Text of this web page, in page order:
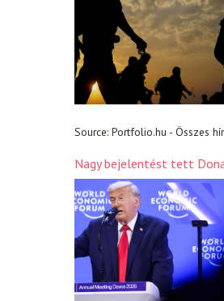
Source: Portfolio.hu - Összes hír
Nagy bejelentést tett